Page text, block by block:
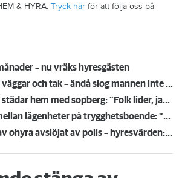
& HYRA. Tryck här för att följa oss på
– nu vräks hyresgästen
Vägglössen kröp på väggar och tak – ändå slog mannen inte larm: ”Extrema mängder”
Tiktok-sjärnan Auri städar hem med sopberg: "Folk lider, jag berättar deras historia"
Likmaskar spreds mellan lägenheter på trygghetsboende: "Vi visste inte vad det var"
Allvarligt angrepp av ohyra avslöjat av polis – hyresvärden: ”Ovanligt svår situation”